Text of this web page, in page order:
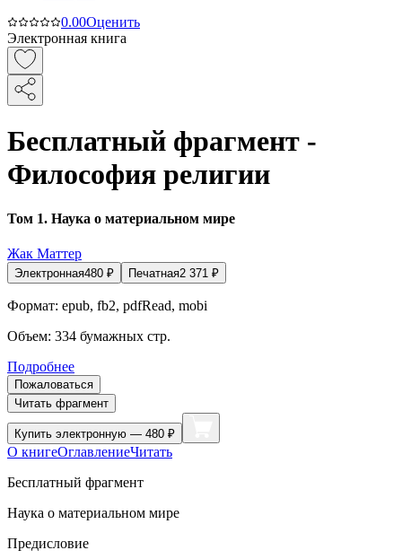
0.00Оценить
Электронная книга
Бесплатный фрагмент -
Философия религии
Том 1. Наука о материальном мире
Жак Маттер
Электронная480 ₽ Печатная2 371 ₽
Формат: epub, fb2, pdfRead, mobi
Объем: 334 бумажных стр.
Подробнее
Пожаловаться
Читать фрагмент
Купить электронную — 480 ₽
О книгеОглавлениеЧитать
Бесплатный фрагмент
Наука о материальном мире
Предисловие